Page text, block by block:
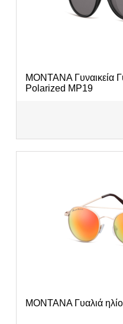
MONTANA Γυναικεία
Polarized MP19
MONTANA Γυαλιά